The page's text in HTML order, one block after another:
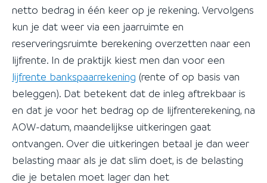
netto bedrag in één keer op je rekening. Vervolgens
kun je dat weer via een jaarruimte en
reserveringsruimte berekening overzetten naar een
lijfrente. In de praktijk kiest men dan voor een
lijfrente bankspaarrekening (rente of op basis van
beleggen). Dat betekent dat de inleg aftrekbaar is
en dat je voor het bedrag op de lijfrenterekening, na
AOW-datum, maandelijkse uitkeringen gaat
ontvangen. Over die uitkeringen betaal je dan weer
belasting maar als je dat slim doet, is de belasting
die je betalen moet lager dan het